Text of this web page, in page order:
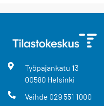
Työpajankatu 13
00580 Helsinki
Vaihde 029 551 1000